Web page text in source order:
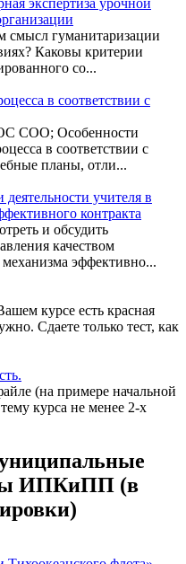
смысл гуманитаризации
Каковы критерии
со...
в соответствии с
СОО; Особенности
в соответствии с
планы, отли...
учителя в
контракта
и обсудить
качеством
механизма эффективно...
курсе есть красная
Сдаете только тест, как
(на примере начальной
курса не менее 2-х
ИПКиПП (в